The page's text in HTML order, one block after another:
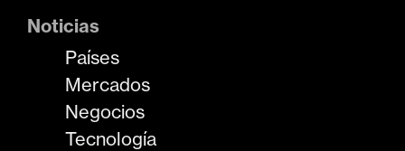
Noticias
Países
Mercados
Negocios
Tecnología